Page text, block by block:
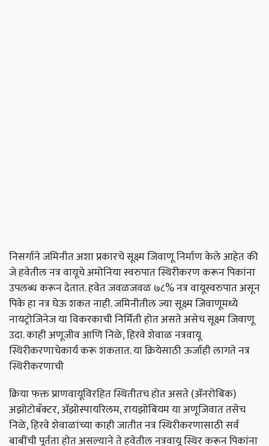
निसर्गाने जमिनीत अशा प्रकारचे सूक्ष्म जिवाणू निर्माण केले आहेत की
जे हवेतील नत्र वायूचे अमोनिया स्वरुपात स्थिरीकरण करून पिकांना
उपलब्ध करून देतात. हवेत जवळजवळ ७८% नत्र वायूस्वरुपात असून
पिके हा नत्र घेऊ शकत नाही. जमिनीतील ज्या सूक्ष्म जिवाणूमध्ये
नायट्रोजिनेज या विकरकाची निर्मिती होत असते असेच सूक्ष्म जिवाणू
उदा. काही अणूजीव आणि निळे, हिरवे शेवाळ नत्रवायू
स्थिरीकरणाचेकार्य करू शकतात. या क्रियेसाठी ऊर्जाही लागते नत्र
स्थिरीकरणाची
क्रिया फक्त प्राणवायूविरहित स्थितीतच होत असते (ॲनरोबिक)
अझोटोबॅक्टर, ॲझोस्पायरिलम, रायझोबियम या अणूजिवात तसेच
निळे, हिरवे शेवाळांच्या काही जातीत नत्र स्थिरीकरणासाठी सर्व
बाबींची पूर्तता होत असल्याने ते हवेतील नत्रवायू स्थिर करून पिकांना